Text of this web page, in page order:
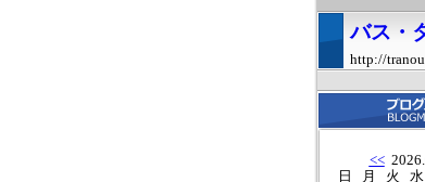
バス・
http://
<<
日
月 火 水